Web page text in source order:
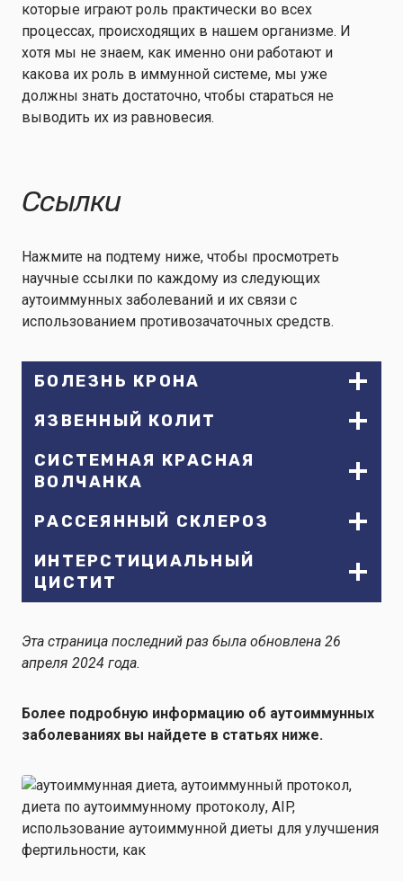
которые играют роль практически во всех
процессах, происходящих в нашем организме. И
хотя мы не знаем, как именно они работают и
какова их роль в иммунной системе, мы уже
должны знать достаточно, чтобы стараться не
выводить их из равновесия.
Ссылки
Нажмите на подтему ниже, чтобы просмотреть
научные ссылки по каждому из следующих
аутоиммунных заболеваний и их связи с
использованием противозачаточных средств.
БОЛЕЗНЬ КРОНА
ЯЗВЕННЫЙ КОЛИТ
СИСТЕМНАЯ КРАСНАЯ
ВОЛЧАНКА
РАССЕЯННЫЙ СКЛЕРОЗ
ИНТЕРСТИЦИАЛЬНЫЙ
ЦИСТИТ
Эта страница последний раз была обновлена 26
апреля 2024 года.
Более подробную информацию об аутоиммунных
заболеваниях вы найдете в статьях ниже.